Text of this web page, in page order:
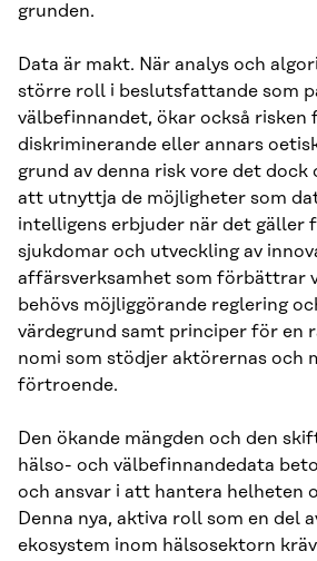
grunden.
Data är makt. När analys och
större roll i beslutsfattande som
välbefinnandet, ökar också risken
diskriminerande eller annars
grund av denna risk vore det
att utnyttja de möjligheter som
intelligens erbjuder när det gäller
sjukdomar och utveckling av
affärsverksamhet som förbättrar
behövs möjliggörande reglering
värdegrund samt principer för en
nomi som stödjer aktörernas och
förtroende.
Den ökande mängden och den
hälso- och välbefinnandedata
och ansvar i att hantera helheten
Denna nya, aktiva roll som en del
ekosystem inom hälsosektorn